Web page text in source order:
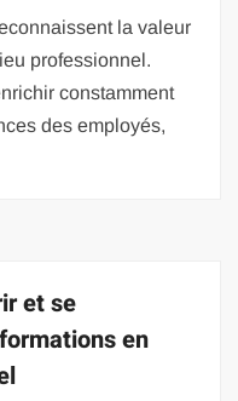
la valeur
professionnel.
constamment
des employés,
et se
en